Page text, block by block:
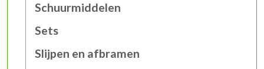
Schuurmiddelen
Sets
Slijpen en afbramen